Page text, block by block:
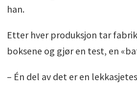
han.
Etter hver produksjon tar
boksene og gjør en test, en
– Én del av det er en